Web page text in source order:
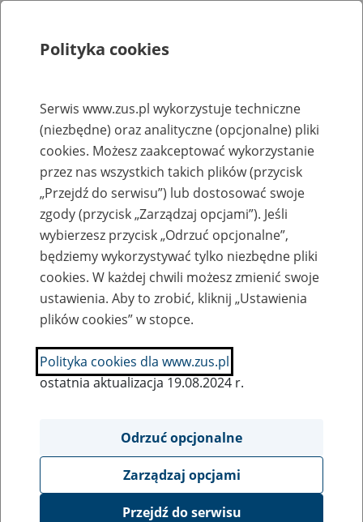
Rejestry, ewidencje i archiwa
Baza zlikwidowanych lub
przekształconych zakładów pracy
Nazwa zakładu pracy:
SZUKAJ
Ukryj wszystkie pozycje bazy
Polityka cookies
Serwis www.zus.pl wykorzystuje techniczne
(niezbędne) oraz analityczne (opcjonalne) pliki
cookies. Możesz zaakceptować wykorzystanie
przez nas wszystkich takich plików (przycisk
„Przejdź do serwisu”) lub dostosować swoje
zgody (przycisk „Zarządzaj opcjami”). Jeśli
wybierzesz przycisk „Odrzuć opcjonalne”,
będziemy wykorzystywać tylko niezbędne pliki
cookies. W każdej chwili możesz zmienić swoje
ustawienia. Aby to zrobić, kliknij „Ustawienia
plików cookies” w stopce.
Polityka cookies dla www.zus.pl
ostatnia aktualizacja 19.08.2024 r.
Odrzuć opcjonalne
Zarządzaj opcjami
Przejdź do serwisu